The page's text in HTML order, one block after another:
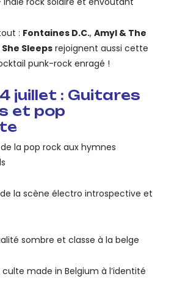
: Fontaines D.C., Amyl & The
Sleeps rejoignent aussi cette
punk-rock enragé !
juillet : Guitares
et pop
la pop rock aux hymnes
la scène électro introspective et
sombre et classe à la belge
culte made in Belgium à l’identité